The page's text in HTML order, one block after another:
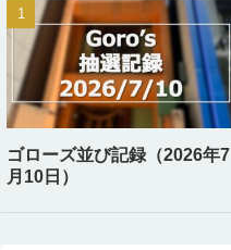
ゴローズ並び記録（2026年7
月10日）